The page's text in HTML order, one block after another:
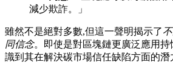
減少欺詐。」
雖然不是絕對多數,但這一聲明揭示了
同信念。即使是對區塊鏈更廣泛應用
識到其在解決碳市場信任缺陷方面的潛